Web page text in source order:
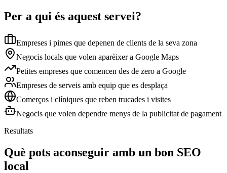
Per a qui és aquest servei?
Empreses i pimes que depenen de clients de la seva zona
Negocis locals que volen aparèixer a Google Maps
Petites empreses que comencen des de zero a Google
Empreses de serveis amb equip que es desplaça
Comerços i clíniques que reben trucades i visites
Negocis que volen dependre menys de la publicitat de pagament
Resultats
Què pots aconseguir amb un bon SEO
local